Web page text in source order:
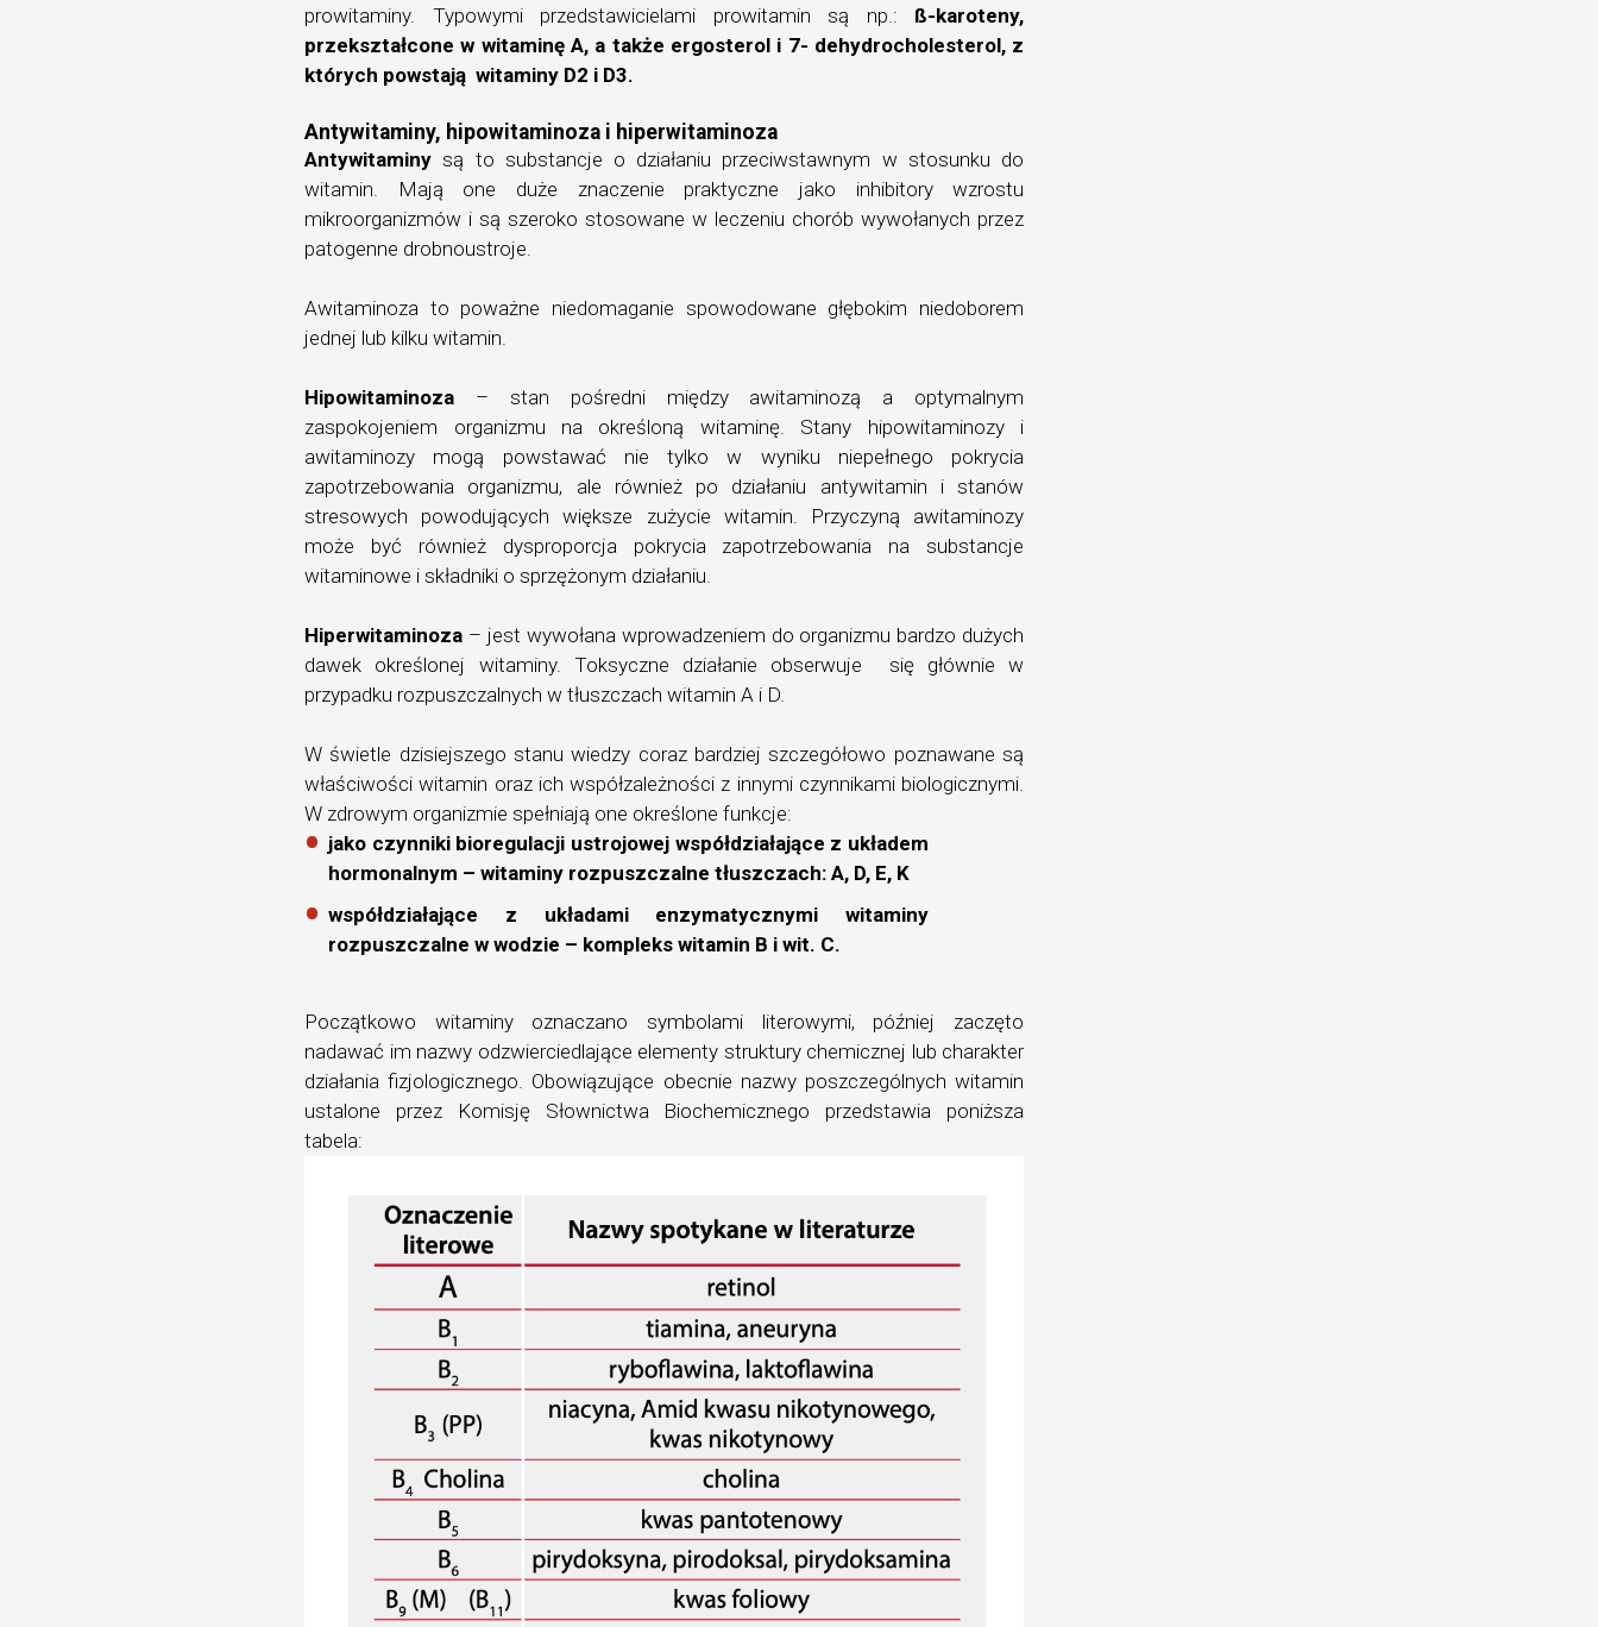
prowitaminy. Typowymi przedstawicielami prowitamin są np.: ß-karoteny,
przekształcone w witaminę A, a także ergosterol i 7- dehydrocholesterol, z
których powstają witaminy D2 i D3.
Antywitaminy, hipowitaminoza i hiperwitaminoza
Antywitaminysą to substancje o działaniu przeciwstawnym w stosunku do
witamin. Mają one duże znaczenie praktyczne jako inhibitory wzrostu
mikroorganizmów i są szeroko stosowane w leczeniu chorób wywołanych przez
patogenne drobnoustroje.
Awitaminoza to poważne niedomaganie spowodowane głębokim niedoborem
jednej lub kilku witamin.
Hipowitaminoza – stan pośredni między awitaminozą a optymalnym
zaspokojeniem organizmu na określoną witaminę. Stany hipowitaminozy i
awitaminozy mogą powstawać nie tylko w wyniku niepełnego pokrycia
zapotrzebowania organizmu, ale również po działaniu antywitamin i stanów
stresowych powodujących większe zużycie witamin. Przyczyną awitaminozy
może być również dysproporcja pokrycia zapotrzebowania na substancje
witaminowe i składniki o sprzężonym działaniu.
Hiperwitaminoza – jest wywołana wprowadzeniem do organizmu bardzo dużych
dawek określonej witaminy. Toksyczne działanie obserwuje się głównie w
przypadku rozpuszczalnych w tłuszczach witamin A i D.
W świetle dzisiejszego stanu wiedzy coraz bardziej szczegółowo poznawane są
właściwości witamin oraz ich współzależności z innymi czynnikami biologicznymi.
W zdrowym organizmie spełniają one określone funkcje:
jako czynniki bioregulacji ustrojowej współdziałające z układem
hormonalnym – witaminy rozpuszczalne tłuszczach: A, D, E, K
współdziałające z układami enzymatycznymi witaminy
rozpuszczalne w wodzie – kompleks witamin B i wit. C.
Początkowo witaminy oznaczano symbolami literowymi, później zaczęto
nadawać im nazwy odzwierciedlające elementy struktury chemicznej lub charakter
działania fizjologicznego. Obowiązujące obecnie nazwy poszczególnych witamin
ustalone przez Komisję Słownictwa Biochemicznego przedstawia poniższa
tabela: